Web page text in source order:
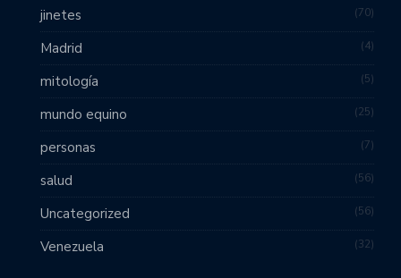
jinetes 70
Madrid 4
mitología 5
mundo equino 25
personas 7
salud 56
Uncategorized 56
Venezuela 32